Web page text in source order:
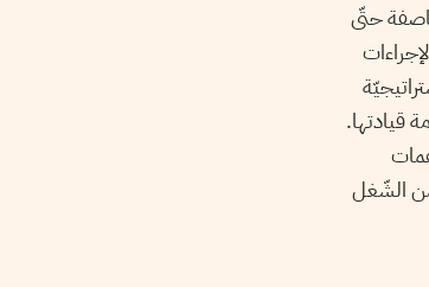
حتّى
قيادتها.
من الشّغل